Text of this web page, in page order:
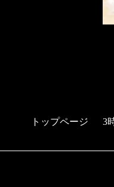
トップページ 3